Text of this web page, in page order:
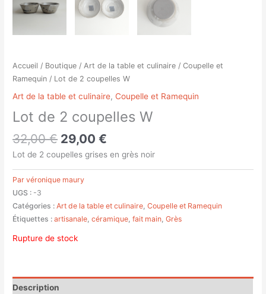
Accueil / Boutique / Art de la table et culinaire /Coupelle et
Ramequin / Lot de 2 coupelles W
Art de la table et culinaire,Coupelle et Ramequin
Lot de 2 coupelles W
32,00€ 29,00€
Lot de 2 coupelles grises en grès noir
Par véronique maury
UGS : -3
Catégories :Art de la table et culinaire ,Coupelle et Ramequin
Étiquettes :artisanale ,céramique ,fait main ,Grès
Rupture de stock
Description